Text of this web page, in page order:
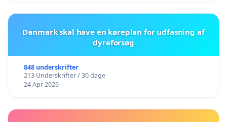
Danmark skal have en køreplan for udfasning af
dyreforsøg
848 underskrifter
213 Underskrifter / 30 dage
24 Apr 2026